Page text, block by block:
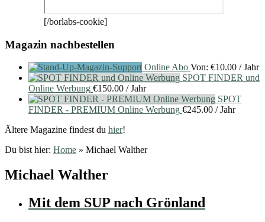
[/borlabs-cookie]
Magazin nachbestellen
Online Abo Von: €10.00 / Jahr
SPOT FINDER und
Online Werbung €150.00 / Jahr
SPOT
FINDER - PREMIUM Online Werbung €245.00 / Jahr
Ältere Magazine findest du hier!
Du bist hier: Home » Michael Walther
Michael Walther
Mit dem SUP nach Grönland